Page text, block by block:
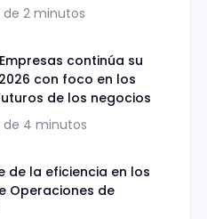
2 minutos
continúa su
con foco en los
de los negocios
de 4 minutos
de la eficiencia en los
Operaciones de